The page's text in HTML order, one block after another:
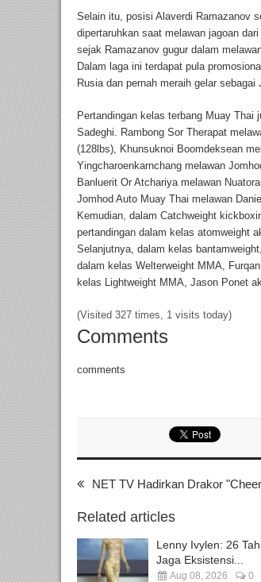
Selain itu, posisi Alaverdi Ramazanov
dipertaruhkan saat melawan jagoan
sejak Ramazanov gugur dalam
Dalam laga ini terdapat pula
Rusia dan pernah meraih gelar sebagai
Pertandingan kelas terbang Muay Thai
Sadeghi. Rambong Sor Therapat
(128lbs), Khunsuknoi Boomdeksean
Yingcharoenkarnchang melawan
Banluerit Or Atchariya melawan
Jomhod Auto Muay Thai melawan
Kemudian, dalam Catchweight
pertandingan dalam kelas atomweight
Selanjutnya, dalam kelas
dalam kelas Welterweight MMA,
kelas Lightweight MMA, Jason Ponet
(Visited 327 times, 1 visits today)
Comments
comments
NET TV Hadirkan Drakor
Related articles
Lenny Ivylen: 26
Jaga Eksistensi...
Aug 08, 2026 0